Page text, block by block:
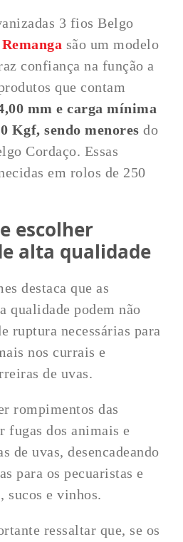
3 fios Belgo
são um modelo
confiança na função a
que contam
mm e carga mínima
Kgf, sendo menores do
Cordaço. Essas
em rolos de 250
escolher
alta qualidade
destaca que as
qualidade podem não
ruptura necessárias para
nos currais e
de uvas.
rompimentos das
fugas dos animais e
de uvas, desencadeando
para os pecuaristas e
sucos e vinhos.
ressaltar que, se os